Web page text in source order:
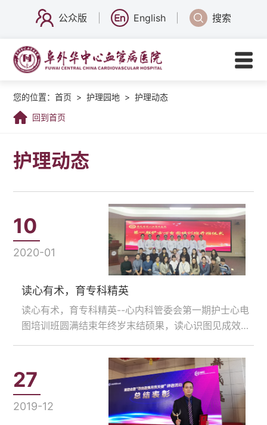
公众版 English 搜索
您的位置：首页 > 护理园地 > 护理动态
回到首页
护理动态
10
2020-01
读心有术，育专科精英
读心有术，育专科精英--心内科管委会第一期护士心电
图培训班圆满结束年终岁末结硕果，读心识图见成效。
理人员专业价值，有力保障患者安全，华中阜外医院心
内科管委会于2019年10月22日--2020年1月3日成功
举……...
27
2019-12